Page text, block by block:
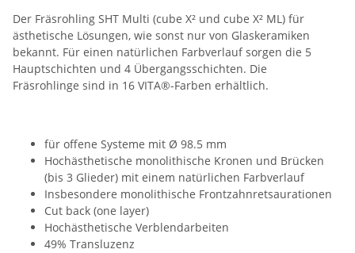
Der Fräsrohling SHT Multi (cube X² und cube X² ML) für
ästhetische Lösungen, wie sonst nur von Glaskeramiken
bekannt. Für einen natürlichen Farbverlauf sorgen die 5
Hauptschichten und 4 Übergangsschichten. Die
Fräsrohlinge sind in 16 VITA®-Farben erhältlich.
für offene Systeme mit Ø 98.5 mm
Hochästhetische monolithische Kronen und Brücken
(bis 3 Glieder) mit einem natürlichen Farbverlauf
Insbesondere monolithische Frontzahnretsaurationen
Cut back (one layer)
Hochästhetische Verblendarbeiten
49% Transluzenz